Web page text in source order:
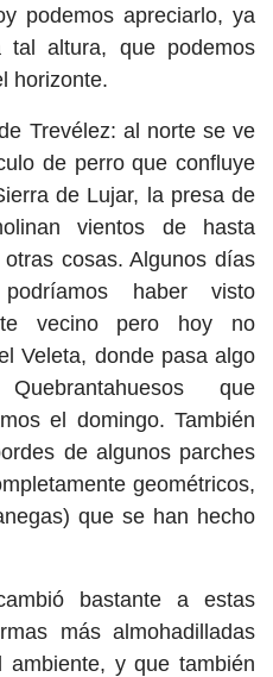
podemos apreciarlo, ya
tal altura, que podemos
horizonte.
Trevélez: al norte se ve
de perro que confluye
de Lujar, la presa de
vientos de hasta
cosas. Algunos días
haber visto
vecino pero hoy no
Veleta, donde pasa algo
que
el domingo. También
de algunos parches
geométricos,
que se han hecho
bastante a estas
más almohadilladas
ambiente, y que también